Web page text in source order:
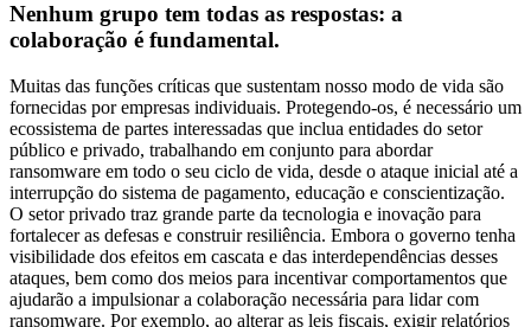
Nenhum grupo tem todas as respostas: a
colaboração é fundamental.
Muitas das funções críticas que sustentam nosso modo de vida são
fornecidas por empresas individuais. Protegendo-os, é necessário um
ecossistema de partes interessadas que inclua entidades do setor
público e privado, trabalhando em conjunto para abordar
ransomware em todo o seu ciclo de vida, desde o ataque inicial até a
interrupção do sistema de pagamento, educação e conscientização.
O setor privado traz grande parte da tecnologia e inovação para
fortalecer as defesas e construir resiliência. Embora o governo tenha
visibilidade dos efeitos em cascata e das interdependências desses
ataques, bem como dos meios para incentivar comportamentos que
ajudarão a impulsionar a colaboração necessária para lidar com
ransomware. Por exemplo, ao alterar as leis fiscais, exigir relatórios